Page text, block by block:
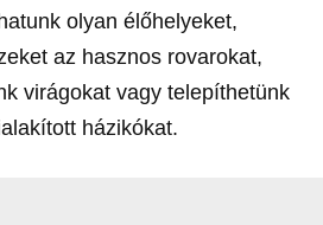
olyan élőhelyeket,
az hasznos rovarokat,
virágokat vagy telepíthetünk
házikókat.